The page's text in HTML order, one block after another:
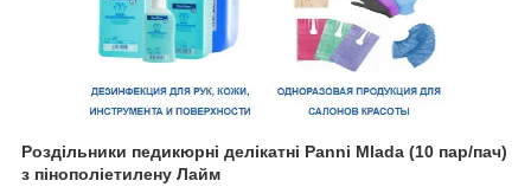
Роздільники педикюрні делікатні Panni Mlada (10 пар/пач)
з пінополіетилену Лайм